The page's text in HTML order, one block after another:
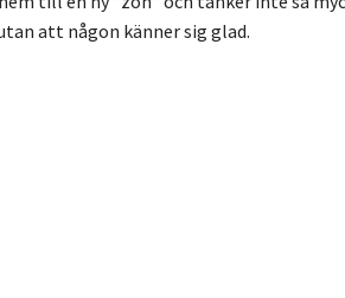
att någon känner sig glad.